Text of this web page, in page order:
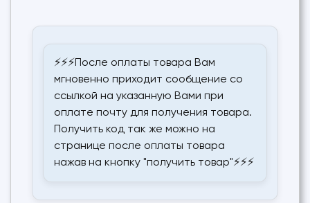
⚡⚡⚡После оплаты товара Вам
мгновенно приходит сообщение со
ссылкой на указанную Вами при
оплате почту для получения товара.
Получить код так же можно на
странице после оплаты товара
нажав на кнопку "получить товар"⚡⚡⚡